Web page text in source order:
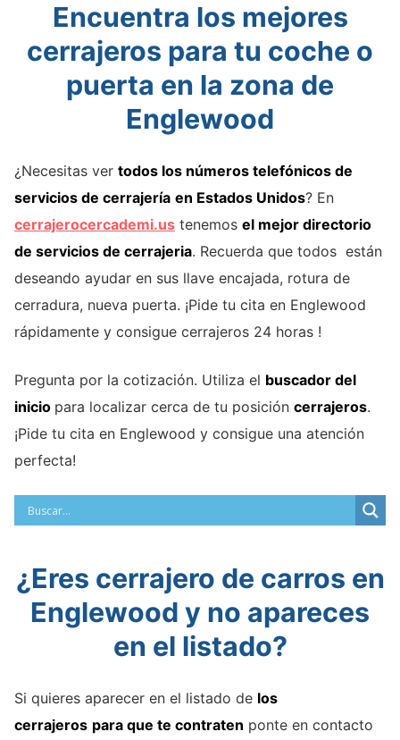
Encuentra los mejores
cerrajeros para tu coche o
puerta en la zona de
Englewood
¿Necesitas ver todos los números telefónicos de
servicios de cerrajería en Estados Unidos? En
cerrajerocercademi.us tenemos el mejor directorio
de servicios de cerrajeria. Recuerda que todos están
deseando ayudar en sus llave encajada, rotura de
cerradura, nueva puerta. ¡Pide tu cita en Englewood
rápidamente y consigue cerrajeros 24 horas !
Pregunta por la cotización. Utiliza el buscador del
inicio para localizar cerca de tu posición cerrajeros.
¡Pide tu cita en Englewood y consigue una atención
perfecta!
¿Eres cerrajero de carros en
Englewood y no apareces
en el listado?
Si quieres aparecer en el listado de los
cerrajeros para que te contraten ponte en contacto